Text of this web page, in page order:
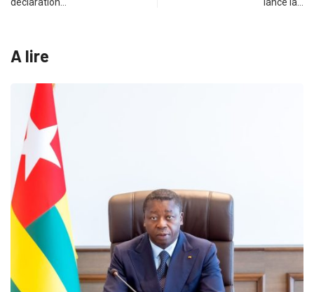
déclaration… lance la…
A lire
MÉDIAS